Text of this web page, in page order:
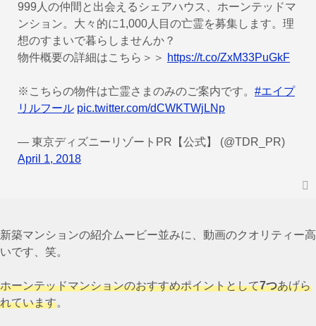
999人の仲間と出会えるシェアハウス、ホーンテッドマ
ンション。大々的に1,000人目の亡霊を募集します。理
想のすまいで暮らしませんか？
物件概要の詳細はこちら＞＞ https://t.co/ZxM33PuGkF
※こちらの物件は亡霊さまのみのご案内です。 #エイプ
リルフール pic.twitter.com/dCWKTWjLNp
— 東京ディズニーリゾートPR【公式】 (@TDR_PR)
April 1, 2018
新築マンションの紹介ムービー並みに、動画のクオリティー高
いです、笑。
ホーンテッドマンションのおすすめポイントとして7つあげら
れています。